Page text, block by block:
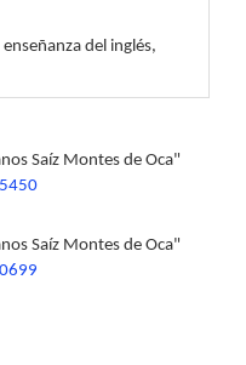
del inglés,
Saíz Montes de Oca"
Saíz Montes de Oca"